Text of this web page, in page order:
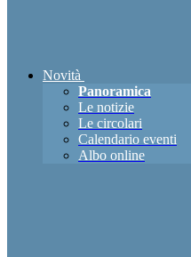
Novità
Panoramica
Le notizie
Le circolari
Calendario eventi
Albo online